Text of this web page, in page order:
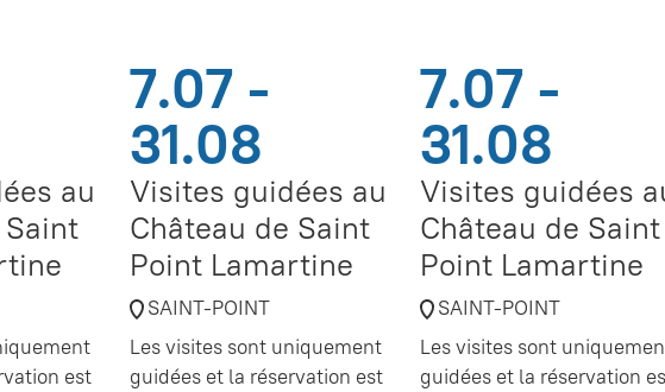
au
est
7.07 -
31.08
Visites guidées au
Château de Saint
Point Lamartine
SAINT-POINT
Les visites sont uniquement
guidées et la réservation est
7.07 -
31.08
Visites guidées
Château de Saint
Point Lamartine
SAINT-POINT
Les visites sont
guidées et la réservation